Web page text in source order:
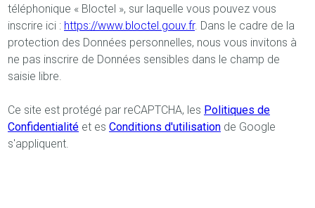
téléphonique « Bloctel », sur laquelle vous pouvez vous
inscrire ici : https://www.bloctel.gouv.fr. Dans le cadre de la
protection des Données personnelles, nous vous invitons à
ne pas inscrire de Données sensibles dans le champ de
saisie libre.
Ce site est protégé par reCAPTCHA, les Politiques de
Confidentialité et es Conditions d'utilisation de Google
s'appliquent.